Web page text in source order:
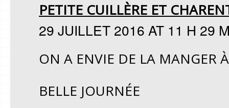
PETITE CUILLÈRE ET
29 JUILLET 2016 AT 11 H 29
ON A ENVIE DE LA MANGER
BELLE JOURNÉE